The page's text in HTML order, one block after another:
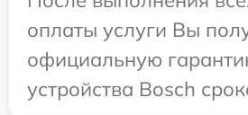
оплаты услуги Вы
официальную
устройства Bosch